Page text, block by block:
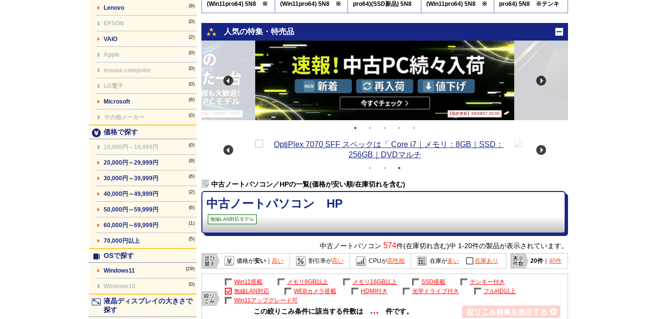
Lenovo (9)
EPSON (0)
VAIO (2)
Apple (0)
mouse computer (0)
LG電子 (0)
Microsoft (8)
その他メーカー (0)
価格で探す
10,000円～19,999円 (0)
20,000円～29,999円 (9)
30,000円～39,999円 (6)
40,000円～49,999円 (2)
50,000円～59,999円 (6)
60,000円～69,999円 (1)
70,000円以上 (5)
OSで探す
Windows11 (29)
Windows10 (0)
液晶ディスプレイの大きさで
探す
(Win11pro64) 5N8 ※
テンキー付
(Win11pro64) 5N8 ※
テンキー付
pro64)(SSD新品) 5N8
※テンキー付
(Win11pro64) 5N8 ※
テンキー付
pro64) 5N8 ※テンキ
ー付
人気の特集・特売品
【最終更新】26/08/07 20:00 【最終更新】26/08/07 20:00
中古ノートパソコン／HPの一覧(価格が安い順/在庫切れを含む)
中古ノートパソコン HP
無線LAN対応モデル
中古ノートパソコン 574件(在庫切れ含む)中 1-20件の製品が表示されています。
価格が安い 高い 割引率が高い CPUが高性能 在庫が多い 在庫あり 20件｜ 40件
Win11搭載 メモリ8GB以上 メモリ16GB以上 SSD搭載
テンキー付き
無線LAN対応
WEBカメラ搭載 HDMI付き 光学ドライブ付き
フルHD以上
Win11アップグレード可
この絞りこみ条件に該当する件数は ... 件です。